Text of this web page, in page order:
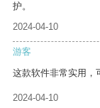
护。
2024-04-10
游客
这款软件非常实用，
2024-04-10